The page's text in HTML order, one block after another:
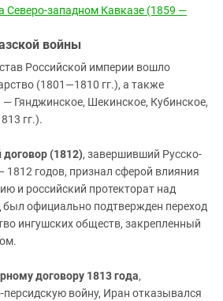
Северо-западном Кавказе (1859 —
войны
Российской империи вошло
(1801—1810 гг.), а также
— Гянджинское, Шекинское, Кубинское,
гг.).
(1812), завершивший Русско-
1812 годов, признал сферой влияния
и российский протекторат над
был официально подтвержден переход
ингушских обществ, закрепленный
договору 1813 года,
войну, Иран отказывался